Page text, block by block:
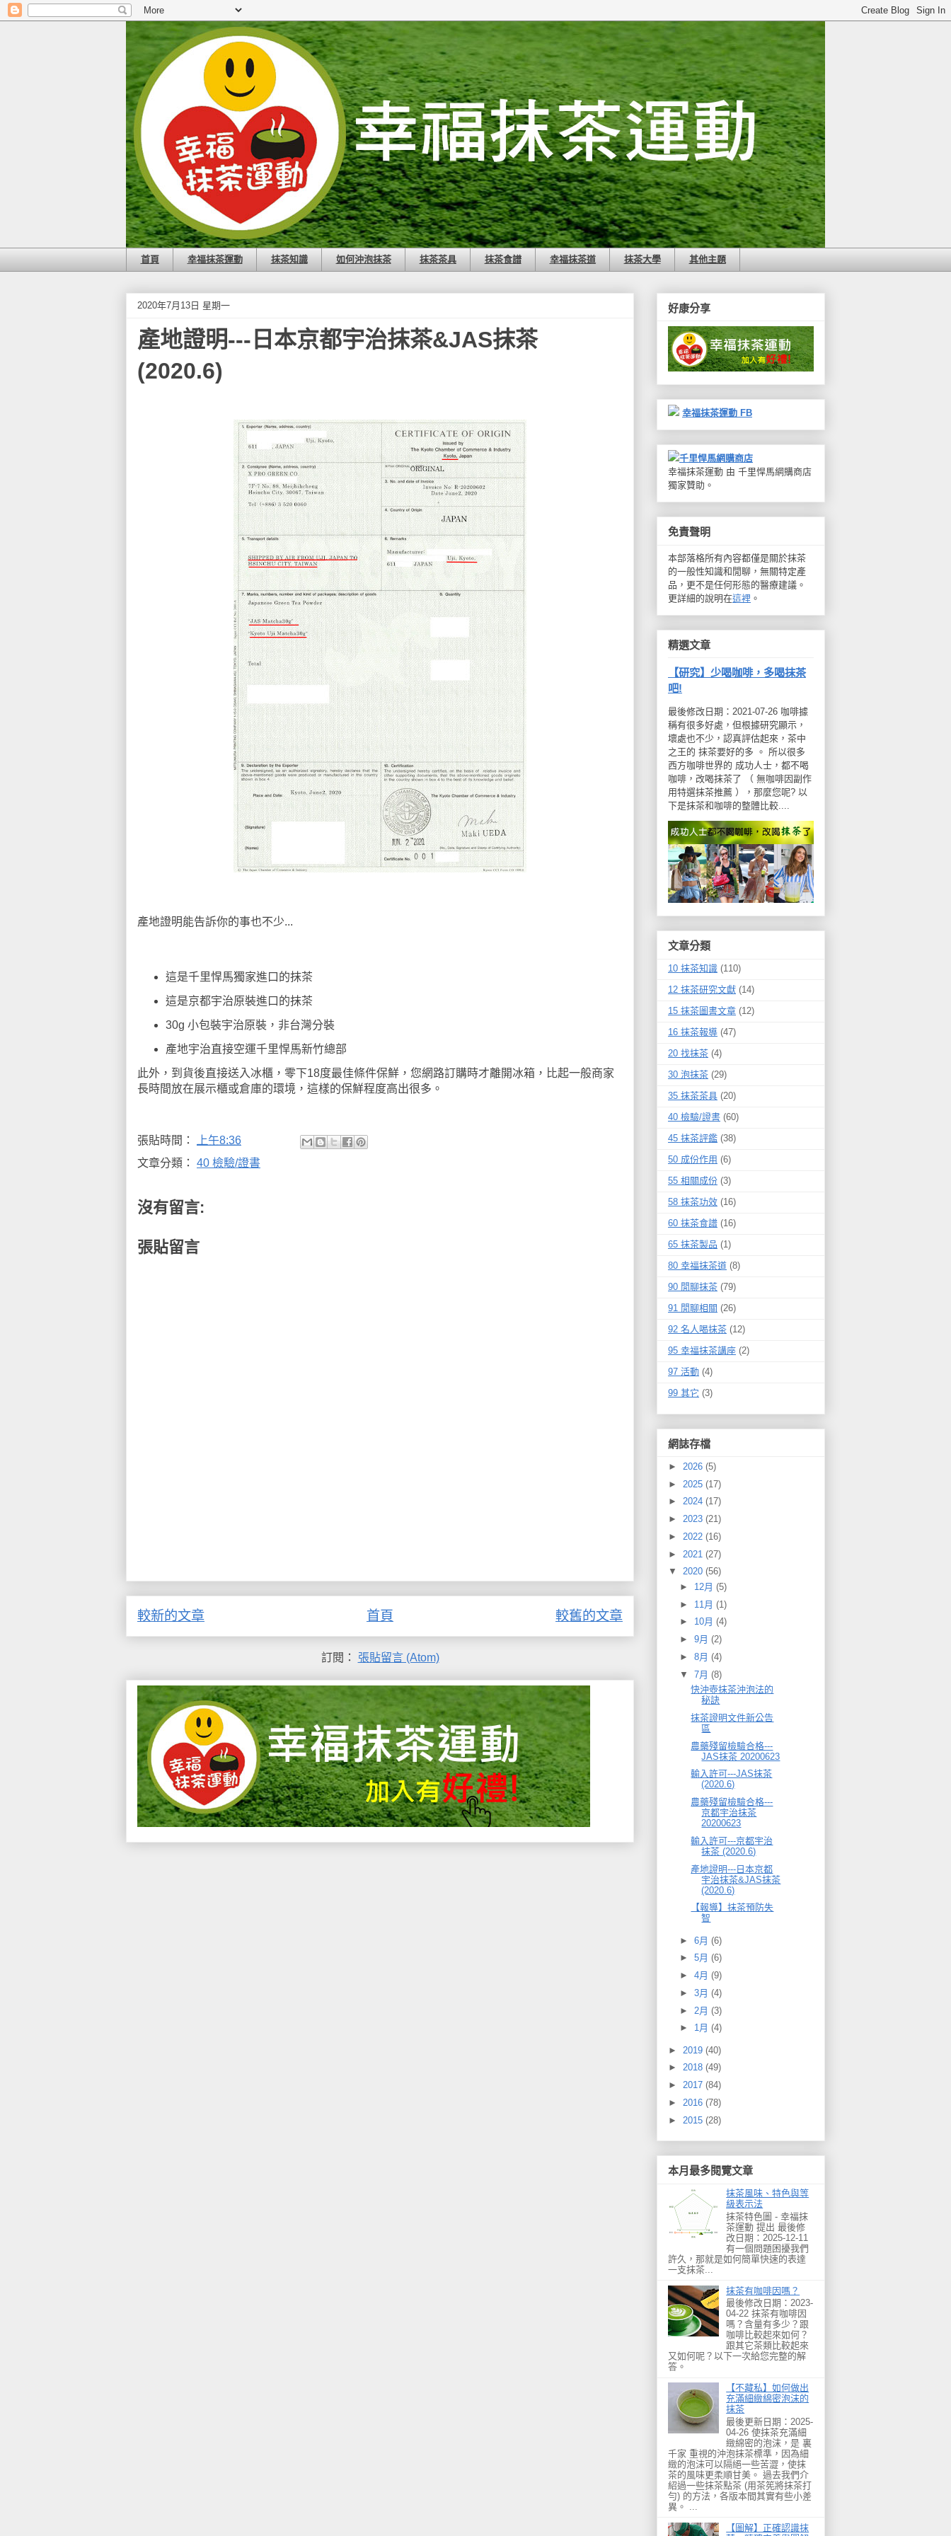
首頁 幸福抹茶運動 抹茶知識 如何沖泡抹茶 抹茶茶具 抹茶食譜 幸福抹茶道 抹茶大學 其他主題
2020年7月13日 星期一
產地證明---日本京都宇治抹茶&JAS抹茶
(2020.6)
產地證明能告訴你的事也不少...
這是千里悍馬獨家進口的抹茶
這是京都宇治原裝進口的抹茶
30g 小包裝宇治原裝，非台灣分裝
產地宇治直接空運千里悍馬新竹總部
此外，到貨後直接送入冰櫃，零下18度最佳條件保鮮，您網路訂購時才離開冰箱，比起一般商家
長時間放在展示櫃或倉庫的環境，這樣的保鮮程度高出很多。
張貼時間：
上午8:36
文章分類： 40 檢驗/證書
沒有留言:
張貼留言
較新的文章 較舊的文章
首頁
訂閱： 張貼留言 (Atom)
好康分享
幸福抹茶運動 FB
千里悍馬網購商店
幸福抹茶運動 由 千里悍馬網購商店
獨家贊助。
免責聲明
本部落格所有內容都僅是關於抹茶
的一般性知識和閒聊，無關特定產
品，更不是任何形態的醫療建議。
更詳細的說明在這裡 。
精選文章
【研究】少喝咖啡，多喝抹茶
吧!
最後修改日期：2021-07-26 咖啡據
稱有很多好處，但根據研究顯示，
壞處也不少，認真評估起來，茶中
之王的 抹茶要好的多 。 所以很多
西方咖啡世界的 成功人士，都不喝
咖啡，改喝抹茶了 （ 無咖啡因副作
用特選抹茶推薦 ），那麼您呢? 以
下是抹茶和咖啡的整體比較....
文章分類
10 抹茶知識 (110)
12 抹茶研究文獻 (14)
15 抹茶圖書文章 (12)
16 抹茶報導 (47)
20 找抹茶 (4)
30 泡抹茶 (29)
35 抹茶茶具 (20)
40 檢驗/證書 (60)
45 抹茶評鑑 (38)
50 成份作用 (6)
55 相關成份 (3)
58 抹茶功效 (16)
60 抹茶食譜 (16)
65 抹茶製品 (1)
80 幸福抹茶道 (8)
90 閒聊抹茶 (79)
91 閒聊相關 (26)
92 名人喝抹茶 (12)
95 幸福抹茶講座 (2)
97 活動 (4)
99 其它 (3)
網誌存檔
► 2026 (5)
► 2025 (17)
► 2024 (17)
► 2023 (21)
► 2022 (16)
► 2021 (27)
▼ 2020 (56)
► 12月 (5)
► 11月 (1)
► 10月 (4)
► 9月 (2)
► 8月 (4)
▼ 7月 (8)
快沖壺抹茶沖泡法的
秘訣
抹茶證明文件新公告
區
農藥殘留檢驗合格---
JAS抹茶 20200623
輸入許可---JAS抹茶
(2020.6)
農藥殘留檢驗合格---
京都宇治抹茶
20200623
輸入許可---京都宇治
抹茶 (2020.6)
產地證明---日本京都
宇治抹茶&JAS抹茶
(2020.6)
【報導】抹茶預防失
智
► 6月 (6)
► 5月 (6)
► 4月 (9)
► 3月 (4)
► 2月 (3)
► 1月 (4)
► 2019 (40)
► 2018 (49)
► 2017 (84)
► 2016 (78)
► 2015 (28)
本月最多閱覽文章
抹茶風味、特色與等
級表示法
抹茶特色圖 - 幸福抹
茶運動 提出 最後修
改日期：2025-12-11
有一個問題困擾我們
許久，那就是如何簡單快速的表達
一支抹茶...
抹茶有咖啡因嗎？
最後修改日期：2023-
04-22 抹茶有咖啡因
嗎？含量有多少？跟
咖啡比較起來如何？
跟其它茶類比較起來
又如何呢？以下一次給您完整的解
答。
【不藏私】如何做出
充滿細緻綿密泡沫的
抹茶
最後更新日期：2025-
04-26 使抹茶充滿細
緻綿密的泡沫，是 裏
千家 重視的沖泡抹茶標準，因為細
緻的泡沫可以隔絕一些苦澀，使抹
茶的風味更柔順甘美。 過去我們介
紹過一些抹茶點茶 (用茶筅將抹茶打
勻) 的方法，各版本間其實有些小差
異。 ...
【圖解】正確認識抹